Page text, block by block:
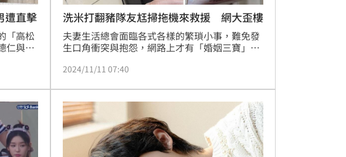
遭直擊
「高松
仁與皇
一，
超害
合照，
，兩
去朝
洗米打翻豬隊友尪掃拖機來救援 網大歪樓
夫妻生活總會面臨各式各樣的繁瑣小事，難免發
生口角衝突與抱怨，網路上才有「婚姻三寶」烘
透過減少家務瑣事，來改善工作下班回家後時的
地機器人，最近也有升級進化成更多功能的掃拖
機；就有民眾在網路上發文，在洗米時手滑打
翻，叫老公來幫忙，豬隊友「尪」居然拿掃拖機
器吸！引起網友留言熱議討論。
2024/11/11 07:40